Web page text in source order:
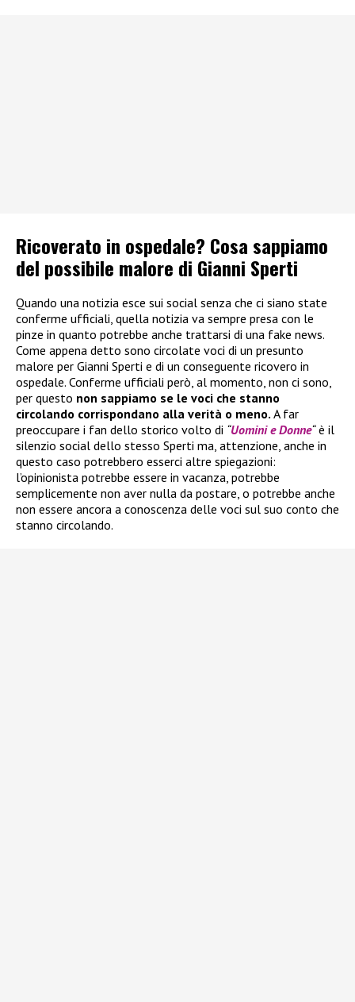
Ricoverato in ospedale? Cosa sappiamo
del possibile malore di Gianni Sperti
Quando una notizia esce sui social senza che ci siano state
conferme ufficiali, quella notizia va sempre presa con le
pinze in quanto potrebbe anche trattarsi di una fake news.
Come appena detto sono circolate voci di un presunto
malore per Gianni Sperti e di un conseguente ricovero in
ospedale. Conferme ufficiali però, al momento, non ci sono,
per questo non sappiamo se le voci che stanno
circolando corrispondano alla verità o meno. A far
preoccupare i fan dello storico volto di “Uomini e Donne“è il
silenzio social dello stesso Sperti ma, attenzione, anche in
questo caso potrebbero esserci altre spiegazioni:
l’opinionista potrebbe essere in vacanza, potrebbe
semplicemente non aver nulla da postare, o potrebbe anche
non essere ancora a conoscenza delle voci sul suo conto che
stanno circolando.